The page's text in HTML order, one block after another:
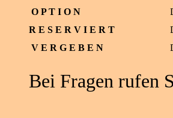
O P T I O N
R E S E R V I E R T
V E R G E B E N
Bei Fragen rufen